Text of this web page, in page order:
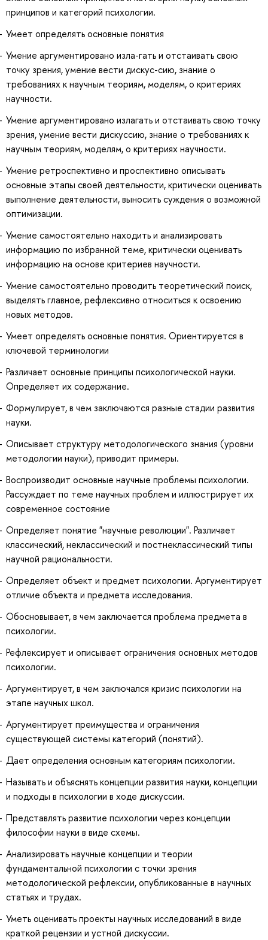
принципов и категорий психологии.
Умеет определять основные понятия
Умение аргументировано изла-гать и отстаивать свою
точку зрения, умение вести дискус-сию, знание о
требованиях к научным теориям, моделям, о критериях
научности.
Умение аргументировано излагать и отстаивать свою точку
зрения, умение вести дискуссию, знание о требованиях к
научным теориям, моделям, о критериях научности.
Умение ретроспективно и проспективно описывать
основные этапы своей деятельности, критически оценивать
выполнение деятельности, выносить суждения о возможной
оптимизации.
Умение самостоятельно находить и анализировать
информацию по избранной теме, критически оценивать
информацию на основе критериев научности.
Умение самостоятельно проводить теоретический поиск,
выделять главное, рефлексивно относиться к освоению
новых методов.
Умеет определять основные понятия. Ориентируется в
ключевой терминологии
Различает основные принципы психологической науки.
Определяет их содержание.
Формулирует, в чем заключаются разные стадии развития
науки.
Описывает структуру методологического знания (уровни
методологии науки), приводит примеры.
Воспроизводит основные научные проблемы психологии.
Рассуждает по теме научных проблем и иллюстрирует их
современное состояние
Определяет понятие "научные революции". Различает
классический, неклассический и постнеклассический типы
научной рациональности.
Определяет объект и предмет психологии. Аргументирует
отличие объекта и предмета исследования.
Обосновывает, в чем заключается проблема предмета в
психологии.
Рефлексирует и описывает ограничения основных методов
психологии.
Аргументирует, в чем заключался кризис психологии на
этапе научных школ.
Аргументирует преимущества и ограничения
существующей системы категорий (понятий).
Дает определения основным категориям психологии.
Называть и объяснять концепции развития науки, концепции
и подходы в психологии в ходе дискуссии.
Представлять развитие психологии через концепции
философии науки в виде схемы.
Анализировать научные концепции и теории
фундаментальной психологии с точки зрения
методологической рефлексии, опубликованные в научных
статьях и трудах.
Уметь оценивать проекты научных исследований в виде
краткой рецензии и устной дискуссии.